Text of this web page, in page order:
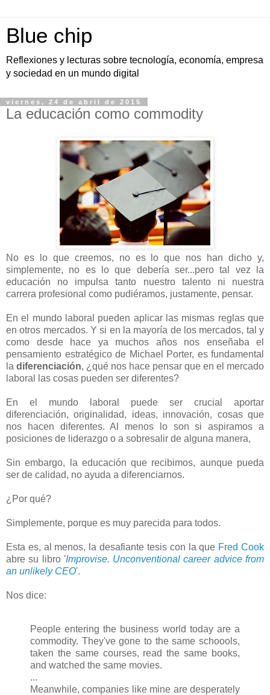
Blue chip
Reflexiones y lecturas sobre tecnología, economía, empresa
y sociedad en un mundo digital
viernes, 24 de abril de 2015
La educación como commodity
No es lo que creemos, no es lo que nos han dicho y,
simplemente, no es lo que debería ser...pero tal vez la
educación no impulsa tanto nuestro talento ni nuestra
carrera profesional como pudiéramos, justamente, pensar.
En el mundo laboral pueden aplicar las mismas reglas que
en otros mercados. Y si en la mayoría de los mercados, tal y
como desde hace ya muchos años nos enseñaba el
pensamiento estratégico de Michael Porter, es fundamental
la diferenciación, ¿qué nos hace pensar que en el mercado
laboral las cosas pueden ser diferentes?
En el mundo laboral puede ser crucial aportar
diferenciación, originalidad, ideas, innovación, cosas que
nos hacen diferentes. Al menos lo son si aspiramos a
posiciones de liderazgo o a sobresalir de alguna manera,
Sin embargo, la educación que recibimos, aunque pueda
ser de calidad, no ayuda a diferenciarnos.
¿Por qué?
Simplemente, porque es muy parecida para todos.
Esta es, al menos, la desafiante tesis con la que Fred Cook
abre su libro 'Improvise. Unconventional career advice from
an unlikely CEO'.
Nos dice:
People entering the business world today are a
commodity. They've gone to the same schoools,
taken the same courses, read the same books,
and watched the same movies.
...
Meanwhile, companies like mine are desperately